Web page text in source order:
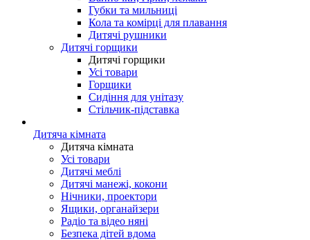
Губки та мильниці
Кола та комірці для плавання
Дитячі рушники
Дитячі горщики
Дитячі горщики
Усі товари
Горщики
Сидіння для унітазу
Стільчик-підставка
Дитяча кімната
Дитяча кімната
Усі товари
Дитячі меблі
Дитячі манежі, кокони
Нічники, проектори
Ящики, органайзери
Радіо та відео няні
Безпека дітей вдома